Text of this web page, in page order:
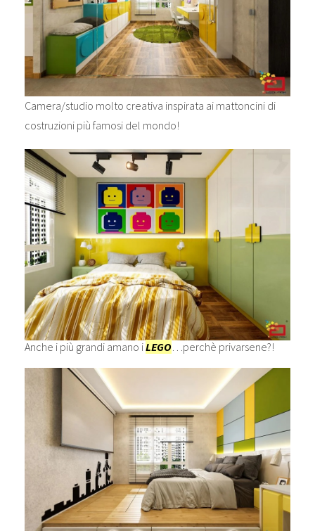
Camera/studio molto creativa inspirata ai mattoncini di
costruzioni più famosi del mondo!
Anche i più grandi amano iLEGO…perchè privarsene?!